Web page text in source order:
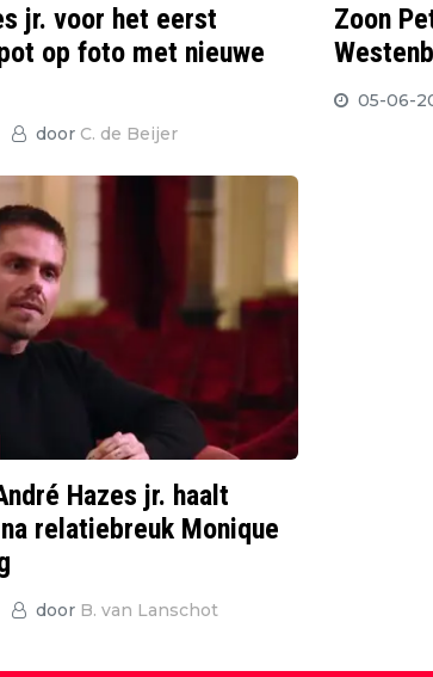
jr. voor het eerst
op foto met nieuwe
door C. de Beijer
Zoon
05-06-
Hazes jr. haalt
relatiebreuk Monique
door B. van Lanschot